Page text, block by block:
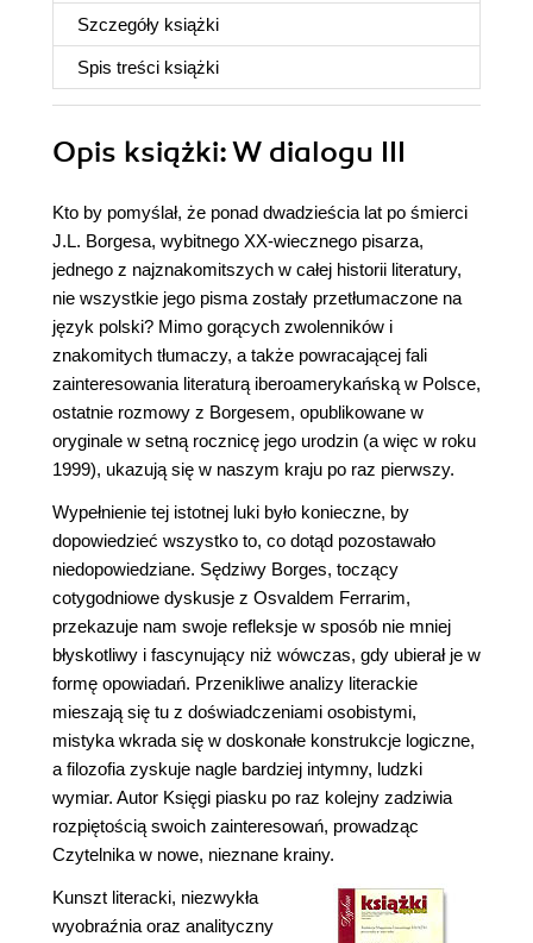
Szczegóły książki
Spis treści książki
Opis książki: W dialogu III
Kto by pomyślał, że ponad dwadzieścia lat po śmierci
J.L. Borgesa, wybitnego XX-wiecznego pisarza,
jednego z najznakomitszych w całej historii literatury,
nie wszystkie jego pisma zostały przetłumaczone na
język polski? Mimo gorących zwolenników i
znakomitych tłumaczy, a także powracającej fali
zainteresowania literaturą iberoamerykańską w Polsce,
ostatnie rozmowy z Borgesem, opublikowane w
oryginale w setną rocznicę jego urodzin (a więc w roku
1999), ukazują się w naszym kraju po raz pierwszy.
Wypełnienie tej istotnej luki było konieczne, by
dopowiedzieć wszystko to, co dotąd pozostawało
niedopowiedziane. Sędziwy Borges, toczący
cotygodniowe dyskusje z Osvaldem Ferrarim,
przekazuje nam swoje refleksje w sposób nie mniej
błyskotliwy i fascynujący niż wówczas, gdy ubierał je w
formę opowiadań. Przenikliwe analizy literackie
mieszają się tu z doświadczeniami osobistymi,
mistyka wkrada się w doskonałe konstrukcje logiczne,
a filozofia zyskuje nagle bardziej intymny, ludzki
wymiar. Autor Księgi piasku po raz kolejny zadziwia
rozpiętością swoich zainteresowań, prowadząc
Czytelnika w nowe, nieznane krainy.
Kunszt literacki, niezwykła
wyobraźnia oraz analityczny